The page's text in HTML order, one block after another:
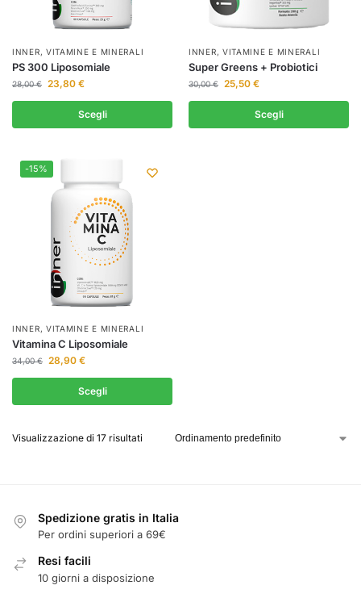
INNER, VITAMINE E MINERALI
PS 300 Liposomiale
28,00€ 23,80 €
Scegli
INNER, VITAMINE E MINERALI
Super Greens + Probiotici
30,00€ 25,50 €
Scegli
-15%
INNER, VITAMINE E MINERALI
Vitamina C Liposomiale
34,00€ 28,90 €
Scegli
Visualizzazione di 17 risultati
Spedizione gratis in Italia
Per ordini superiori a 69€
Resi facili
10 giorni a disposizione